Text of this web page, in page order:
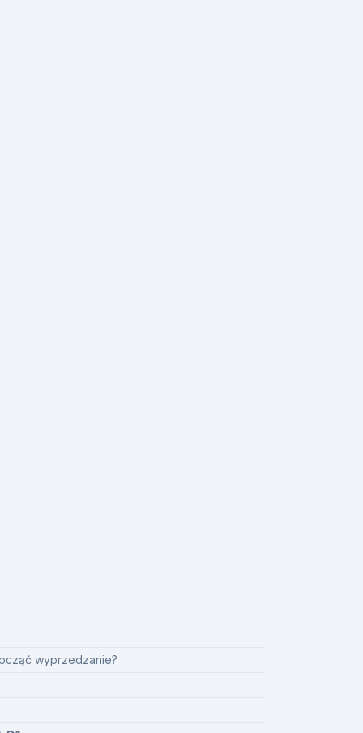
wyprzedzanie?